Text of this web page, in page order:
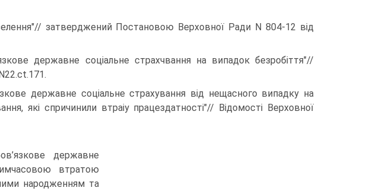
затверджений Постановою Верховної Ради N 804-12 від
державне соціальне страхчвання на випадок безробіття"//
державне соціальне страхування від нещасного випадку на
які спричинили втраіу працездатності"// Відомості Верховної
державне
втратою
народженням та